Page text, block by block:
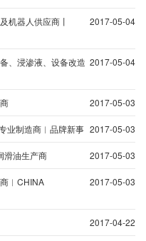
2017-05-04
机器人供应商丨
2017-05-04
、浸渗液、设备改造
2017-05-03
2017-05-03
业制造商︱品牌新事
2017-05-03
油生产商
2017-05-03
︱CHINA
2017-04-22